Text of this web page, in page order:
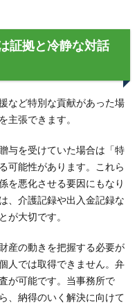
証拠と冷静な対話
など特別な貢献があった場
主張できます。
与を受けていた場合は「特
可能性があります。これら
を悪化させる要因にもなり
、介護記録や出入金記録な
が大切です。
産の動きを把握する必要が
人では取得できません。弁
が可能です。当事務所で
、納得のいく解決に向けて